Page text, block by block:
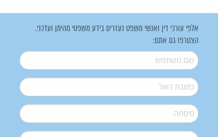
אלפי עורכי דין ואנשי משפט נעזרים בידע משפטי מהימן ועדכני.
הצטרפו גם אתם:
שם משתמש*
דואל*
סיסמה*